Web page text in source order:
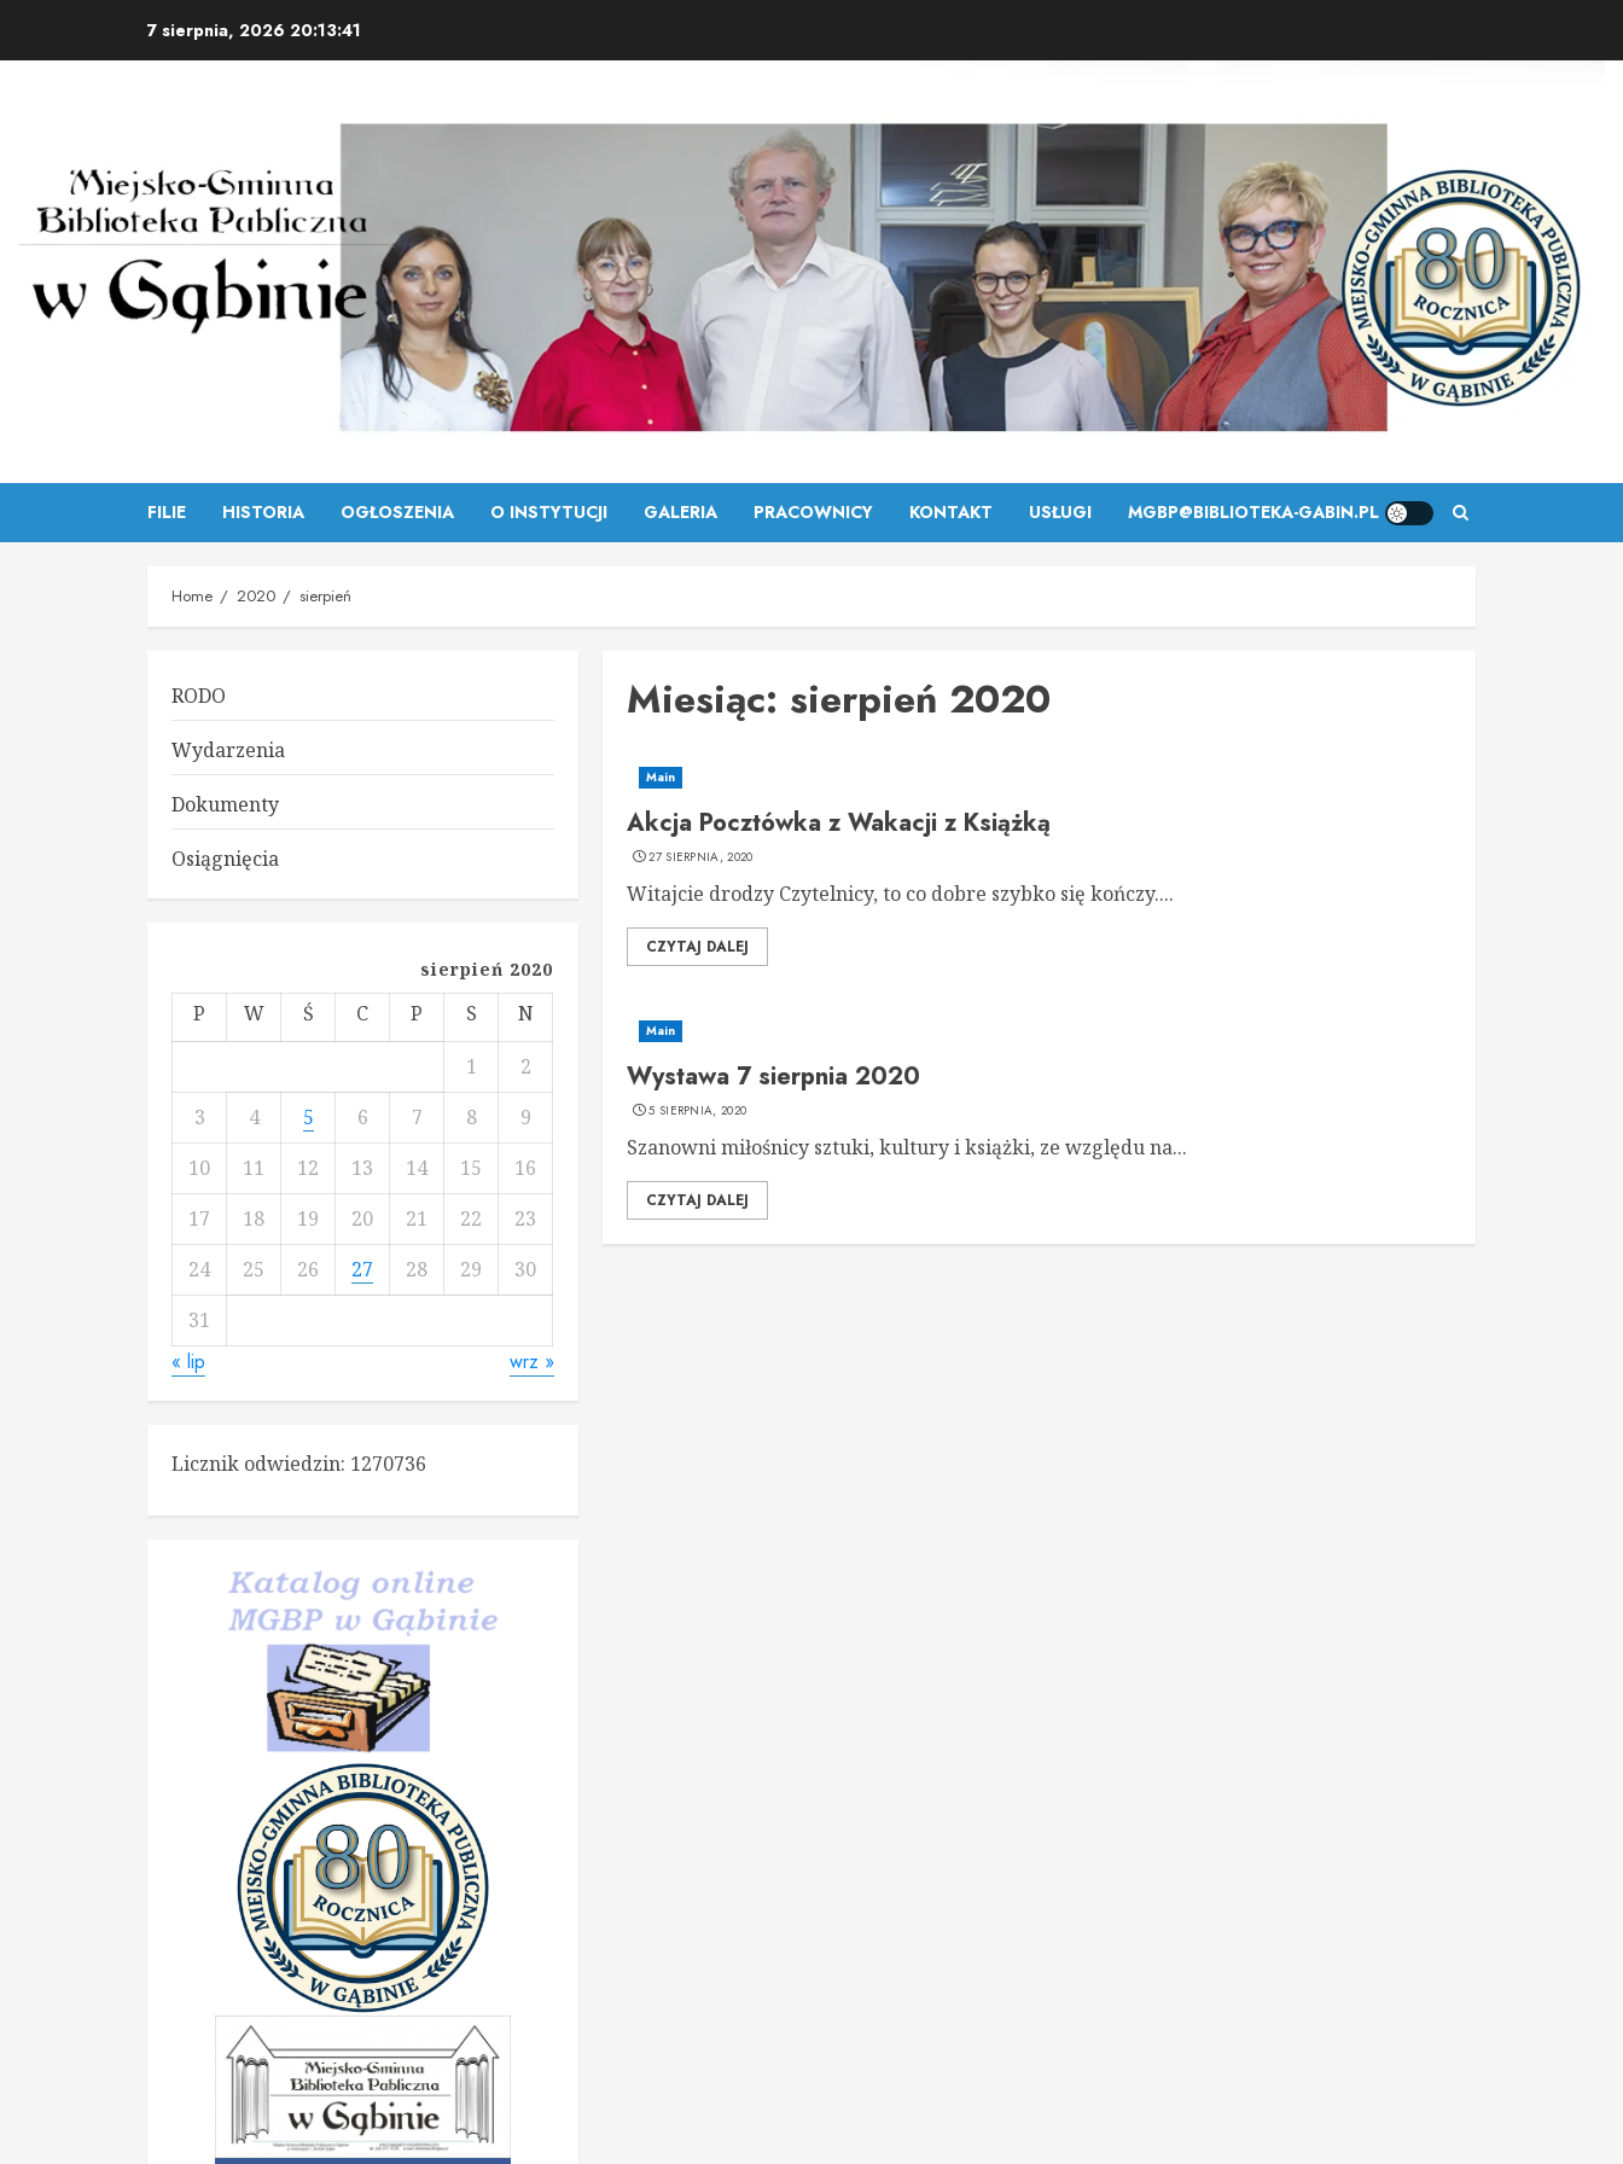
7 sierpnia, 2026 20:13:42
FILIE HISTORIA OGŁOSZENIA O INSTYTUCJI GALERIA PRACOWNICY KONTAKT USŁUGI MGBP@BIBLIOTEKA-GABIN.PL
Home 2020 sierpień
Miesiąc: sierpień 2020
Main
Akcja Pocztówka z Wakacji z Książką
27 SIERPNIA, 2020
Witajcie drodzy Czytelnicy, to co dobre szybko się kończy....
CZYTAJ DALEJ
Main
Wystawa 7 sierpnia 2020
5 SIERPNIA, 2020
Szanowni miłośnicy sztuki, kultury i książki, ze względu na...
CZYTAJ DALEJ
RODO
Wydarzenia
Dokumenty
Osiągnięcia
sierpień 2020
P W Ś C P S
N
1
2
3
4 5 6 7 8
9
10
11 12 13 14 15
16
17
18 19 20 21 22
23
24
25 26 27 28 29
30
31
« lip wrz »
Licznik odwiedzin: 1270736